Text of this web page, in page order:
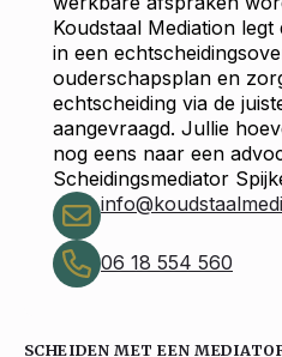
Koudstaal Mediation
in een
ouderschapsplan en
echtscheiding via de
aangevraagd. Jullie
nog eens naar een
Scheidingsmediator
06 18 554 560
SCHEIDEN MET EEN